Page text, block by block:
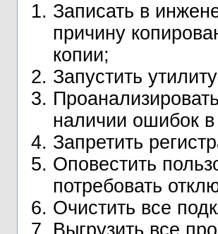
Записать в
причину
копии;
Запустить утилиту
наличии ошибок
Запретить
Оповестить
потребовать
Очистить все